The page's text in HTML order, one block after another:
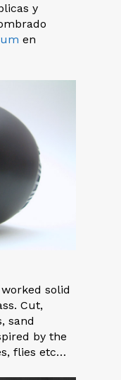
y
en
solid
Cut,
sand
by the
flies etc…